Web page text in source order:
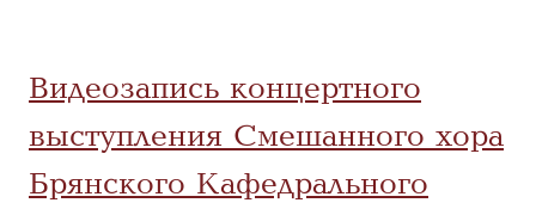
Видеозапись концертного
выступления Смешанного хора
Брянского Кафедрального